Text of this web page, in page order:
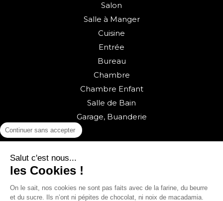
Continuer sans accepter
Salut c'est nous...
les Cookies !
On le sait, nos cookies ne sont pas faits avec de la farine, du beurre
et du sucre. Ils n’ont ni pépites de chocolat, ni noix de macadamia.
Salon
Salle à Manger
Cuisine
Entrée
Bureau
Chambre
Chambre Enfant
Salle de Bain
Garage, Buanderie